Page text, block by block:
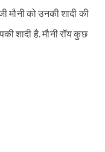
को उनकी शादी की
शादी है. मौनी रॉय कुछ